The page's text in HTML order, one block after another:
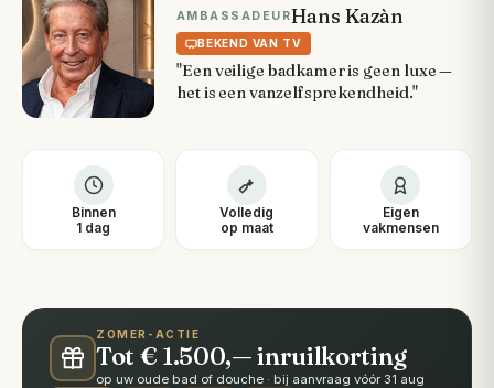
AMBASSADEURHans Kazàn
BEKEND VAN TV
"Een veilige badkamer is geen luxe —
het is een vanzelfsprekendheid."
Binnen
1 dag
Volledig
op maat
Eigen
vakmensen
ZOMER-ACTIE
Tot € 1.500,— inruilkorting
op uw oude bad of douche · bij aanvraag vóór 31 aug